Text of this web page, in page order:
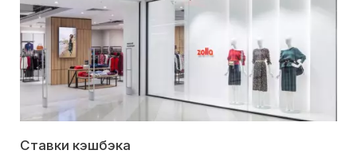
Ставки кэшбэка